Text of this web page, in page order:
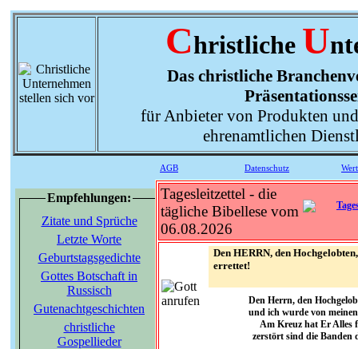
Christliche U
Das christliche
für Anbieter von Produkten
ehrenamtlichen
AGB Datenschutz
Empfehlungen:
Zitate und Sprüche
Letzte Worte
Geburtstagsgedichte
Gottes Botschaft in
Russisch
Gutenachtgeschichten
christliche
Gospellieder
Tagesleitzettel - die
tägliche Bibellese vom
06.08.2026
Den HERRN, den
errettet!
Den Herrn, den
und ich wurde von
Am Kreuz hat Er Alles
zerstört sind die Banden